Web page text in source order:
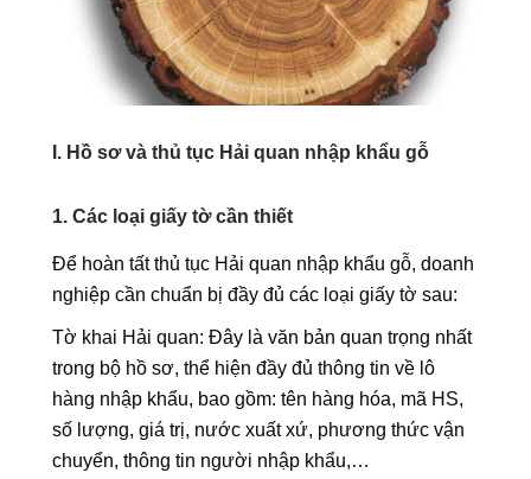
I. Hồ sơ và thủ tục Hải quan nhập khẩu gỗ
1. Các loại giấy tờ cần thiết
Để hoàn tất thủ tục Hải quan nhập khẩu gỗ, doanh
nghiệp cần chuẩn bị đầy đủ các loại giấy tờ sau:
Tờ khai Hải quan: Đây là văn bản quan trọng nhất
trong bộ hồ sơ, thể hiện đầy đủ thông tin về lô
hàng nhập khẩu, bao gồm: tên hàng hóa, mã HS,
số lượng, giá trị, nước xuất xứ, phương thức vận
chuyển, thông tin người nhập khẩu,…